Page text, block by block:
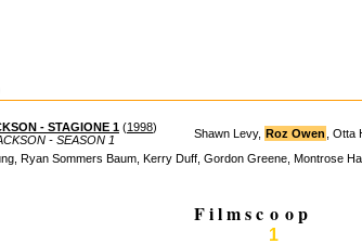
- STAGIONE 1 (1998)
- SEASON 1
Shawn Levy, Roz Owen , Otta
Ryan Sommers Baum, Kerry Duff, Gordon Greene, Montrose
F i l m s c o
1
o p